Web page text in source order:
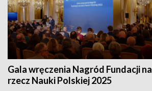
Gala wręczenia Nagród Fundacji na
rzecz Nauki Polskiej 2025